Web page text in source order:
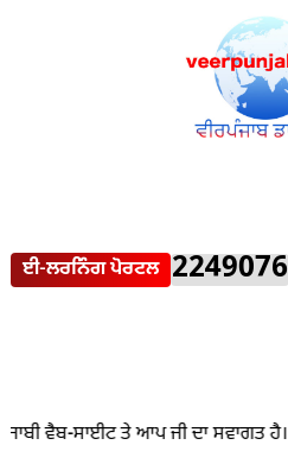
ਈ-ਲਰਨਿੰਗ ਪੋਰਟਲ 2249076